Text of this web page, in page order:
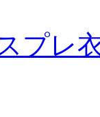
プレ